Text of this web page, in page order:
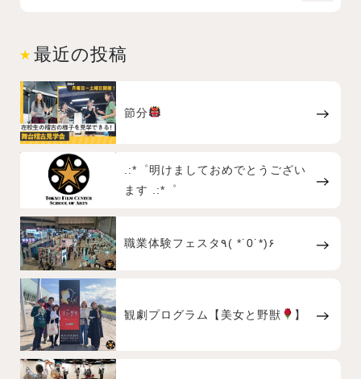
最近の投稿
節分
.:*゜明けましておめでとうござい
ます .:*゜
職業体験フェスタ٩( *˙0˙*)۶
観劇プログラム【美女と野獣 】